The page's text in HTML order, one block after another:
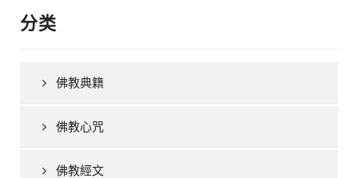
分类
佛教典籍
佛教心咒
佛教經文